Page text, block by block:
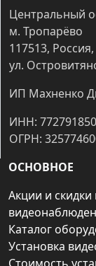
Центральный
м. Тропарёво
117513,
ул.
ИП Махненко
ИНН:
ОГРН:
ОСНОВНОЕ
Акции и скидки
Каталог
Установка